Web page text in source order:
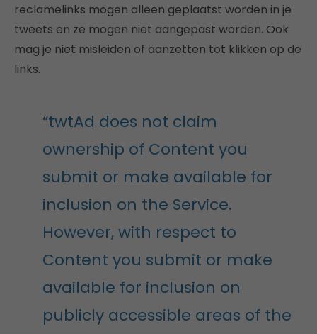
reclamelinks mogen alleen geplaatst worden in je
tweets en ze mogen niet aangepast worden. Ook
mag je niet misleiden of aanzetten tot klikken op de
links.
“twtAd does not claim
ownership of Content you
submit or make available for
inclusion on the Service.
However, with respect to
Content you submit or make
available for inclusion on
publicly accessible areas of the